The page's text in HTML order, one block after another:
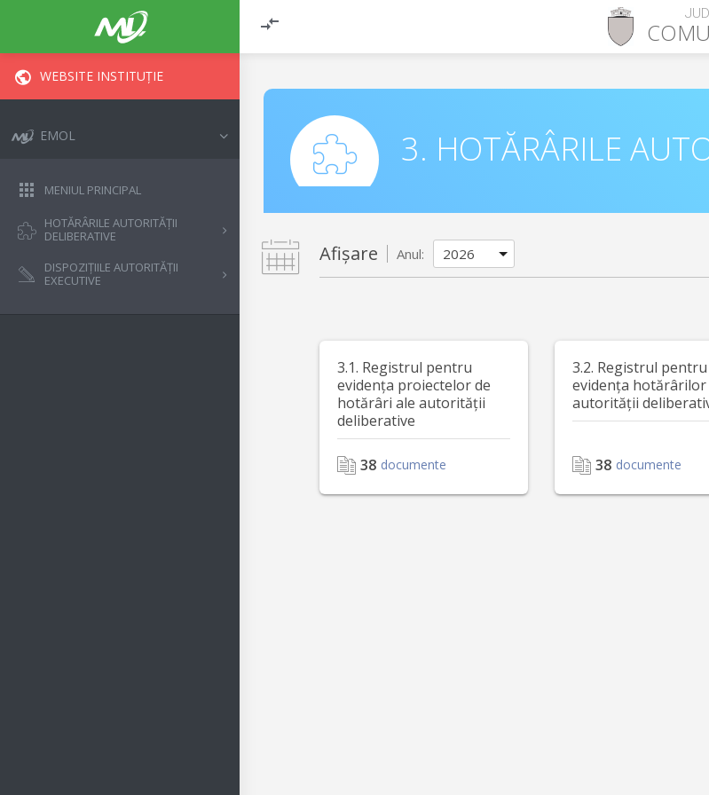
WEBSITE INSTITUȚIE
EMOL
MENIUL PRINCIPAL
HOTĂRÂRILE AUTORITĂȚII
DELIBERATIVE
DISPOZIȚIILE AUTORITĂȚII
EXECUTIVE
3. HOTĂRÂRILE
Afișare Anul:
3.1. Registrul pentru
evidența proiectelor de
hotărâri ale autorității
deliberative
38 documente
3.2. Registrul pentru
evidența hotărârilor
autorității
38 documente